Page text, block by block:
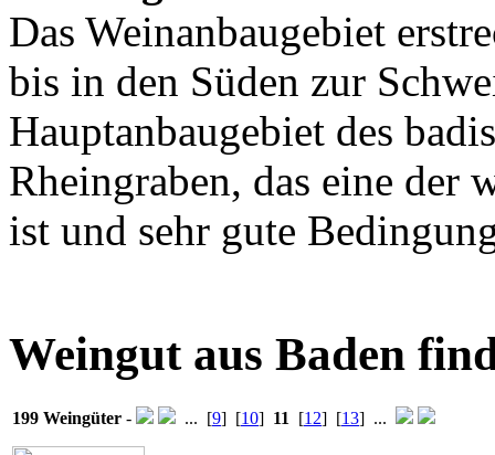
Das Weinanbaugebiet
bis in den Süden zur
Hauptanbaugebiet des
Rheingraben, das eine der
ist und sehr gute
Weingut aus Baden
199 Weingüter - ... [9] [10] 11 [12] [13] ...